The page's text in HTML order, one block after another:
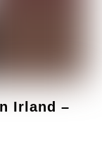
Irland –